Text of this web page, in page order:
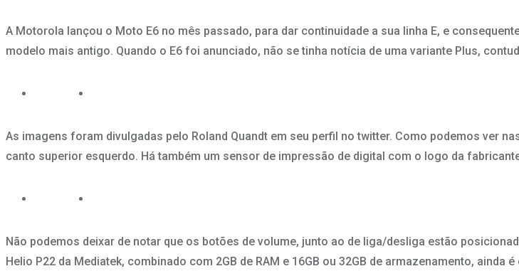
A Motorola lançou o Moto E6 no mês passado, para dar continuidade a sua linha E, e
modelo mais antigo. Quando o E6 foi anunciado, não se tinha notícia de uma variante Plus,
As imagens foram divulgadas pelo Roland Quandt em seu perfil no twitter. Como podemos ver
canto superior esquerdo. Há também um sensor de impressão de digital com o logo da
Não podemos deixar de notar que os botões de volume, junto ao de liga/desliga estão
Helio P22 da Mediatek, combinado com 2GB de RAM e 16GB ou 32GB de armazenamento,